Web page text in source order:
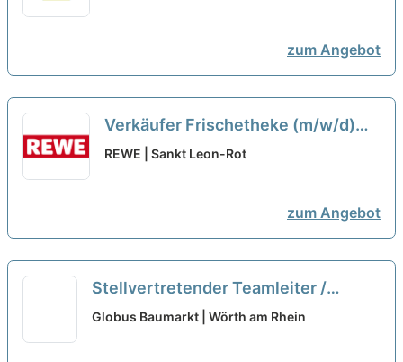
zum Angebot
Verkäufer Frischetheke (m/w/d)
neu
REWE | Sankt Leon-Rot
zum Angebot
Stellvertretender Teamleiter /
Abteilungsleiter (m/w/d) Kasse
Globus Baumarkt | Wörth am Rhein